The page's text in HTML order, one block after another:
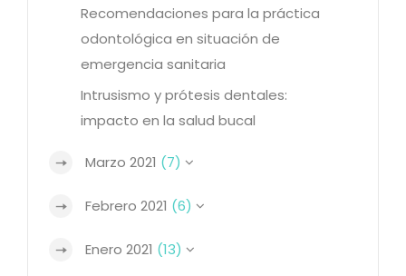
Recomendaciones para la práctica
odontológica en situación de
emergencia sanitaria
Intrusismo y prótesis dentales:
impacto en la salud bucal
Marzo 2021 (7)
Febrero 2021 (6)
Enero 2021 (13)